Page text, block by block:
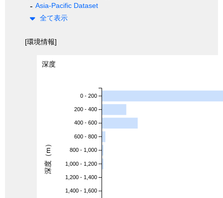
Asia-Pacific Dataset
全て表示
[環境情報]
深度
0 - 200
200 - 400
400 - 600
600 - 800
800 - 1,000
1,000 - 1,200
1,200 - 1,400
1,400 - 1,600
深度（m）